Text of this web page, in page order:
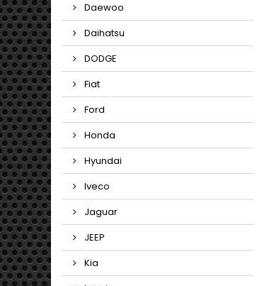
Daewoo
Daihatsu
DODGE
Fiat
Ford
Honda
Hyundai
Iveco
Jaguar
JEEP
Kia